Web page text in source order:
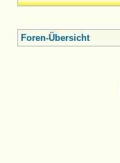
Foren-Übersicht